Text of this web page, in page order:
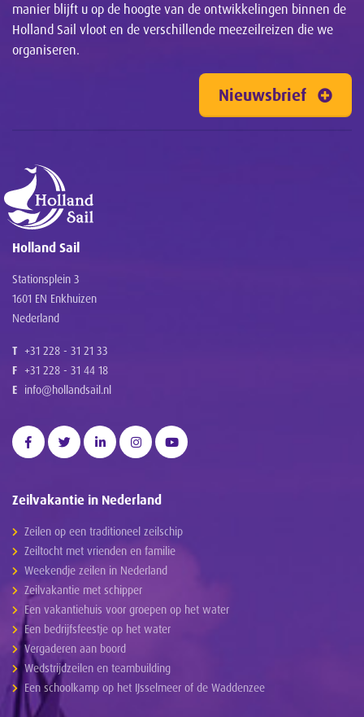
manier blijft u op de hoogte van de ontwikkelingen binnen de
Holland Sail vloot en de verschillende meezeilreizen die we
organiseren.
Nieuwsbrief
Holland Sail
Stationsplein 3
1601 EN Enkhuizen
Nederland
T +31 228 - 31 21 33
F +31 228 - 31 44 18
E info@hollandsail.nl
Zeilvakantie in Nederland
Zeilen op een traditioneel zeilschip
Zeiltocht met vrienden en familie
Weekendje zeilen in Nederland
Zeilvakantie met schipper
Een vakantiehuis voor groepen op het water
Een bedrijfsfeestje op het water
Vergaderen aan boord
Wedstrijdzeilen en teambuilding
Een schoolkamp op het IJsselmeer of de Waddenzee